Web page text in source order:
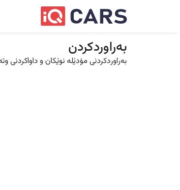
بەراوردکردن
بەراوردکردنی مۆدێلە نوێکان و